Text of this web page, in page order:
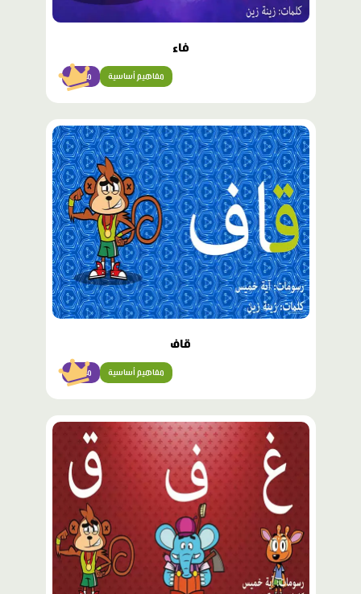
فاء
مبتدئ مفاهيم أساسية
محتوى
مميّز
قاف
مبتدئ مفاهيم أساسية
محتوى